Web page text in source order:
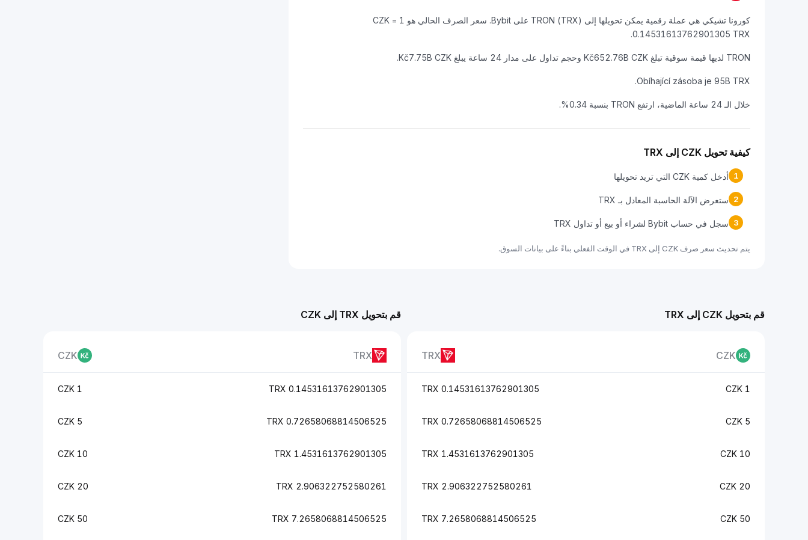
كورونا تشيكي هي عملة رقمية يمكن تحويلها إلى TRON (TRX) على Bybit. سعر الصرف الحالي هو 1 CZK =
0.14531613762901305 TRX.
TRON لديها قيمة سوقية تبلغ Kč652.76B CZK وحجم تداول على مدار 24 ساعة يبلغ Kč7.75B CZK.
Obíhající zásoba je 95B TRX.
خلال الـ 24 ساعة الماضية، ارتفع TRON بنسبة 0.34%.
كيفية تحويل CZK إلى TRX
1 أدخل كمية CZK التي تريد تحويلها
2 ستعرض الآلة الحاسبة المعادل بـ TRX
3 سجل في حساب Bybit لشراء أو بيع أو تداول TRX
يتم تحديث سعر صرف CZK إلى TRX في الوقت الفعلي بناءً على بيانات السوق.
قم بتحويل TRX إلى CZK
TRX
CZK
0.14531613762901305 TRX
1 CZK
0.72658068814506525 TRX
5 CZK
1.4531613762901305 TRX
10 CZK
2.906322752580261 TRX
20 CZK
7.2658068814506525 TRX
50 CZK
قم بتحويل CZK إلى TRX
CZK
TRX
1 CZK
0.14531613762901305 TRX
5 CZK
0.72658068814506525 TRX
10 CZK
1.4531613762901305 TRX
20 CZK
2.906322752580261 TRX
50 CZK
7.2658068814506525 TRX